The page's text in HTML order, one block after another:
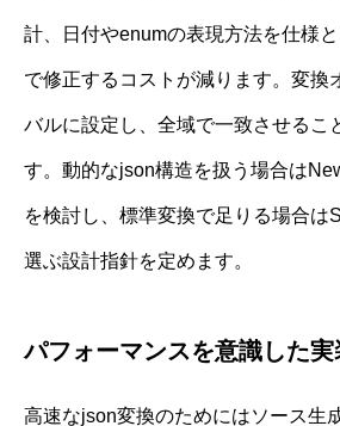
計、日付やenumの表現方法を仕様
で修正するコストが減ります。変換
バルに設定し、全域で一致させるこ
す。動的なjson構造を扱う場合は
を検討し、標準変換で足りる場合は
選ぶ設計指針を定めます。
パフォーマンスを意識した実
高速なjson変換のためにはソース生